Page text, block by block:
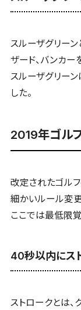
スルーザグリーン
ザード、バンカ
スルーザグリーン
した。
2019年ゴル
改定されたゴルフ
細かいルール変
ここでは最低限
40秒以内にス
ストロークとは